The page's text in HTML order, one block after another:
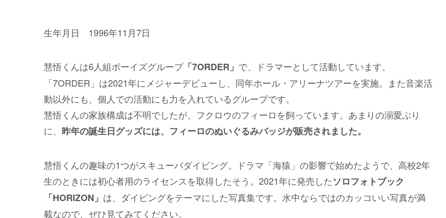
生年月日 1996年11月7日
慧悟くんは6人組ボーイズグループ「7ORDER」 で、ドラマーとして活動しています。
「7ORDER」は2021年にメジャーデビューし、同年ホール・アリーナツアーを実施。また音楽活
動以外にも、個人での活動にも力を入れているグループです。
慧悟くんの家族構成は不明でしたが、フクロウのフィーロを飼っています。あまりの溺愛ぶり
に、 昨年の誕生日グッズには、フィーロのぬいぐるみバッジが販売されました。
慧悟くんの趣味の1つがスキューバダイビング。ドラマ「海猿」の影響で始めたようで、高校2年
生のときには初心者用のライセンスを取得したそう。2021年に発売したソロフォトブック
「HORIZON」 は、ダイビングをテーマにした写真集です。水中ならではのカッコいい写真が満
載なので、ぜひ見てみてください。